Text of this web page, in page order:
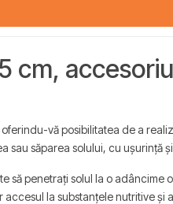
cm,
vă posibilitatea de a
săparea solului, cu ușurință
penetrați solul la o adâncime
la substanțele nutritive și